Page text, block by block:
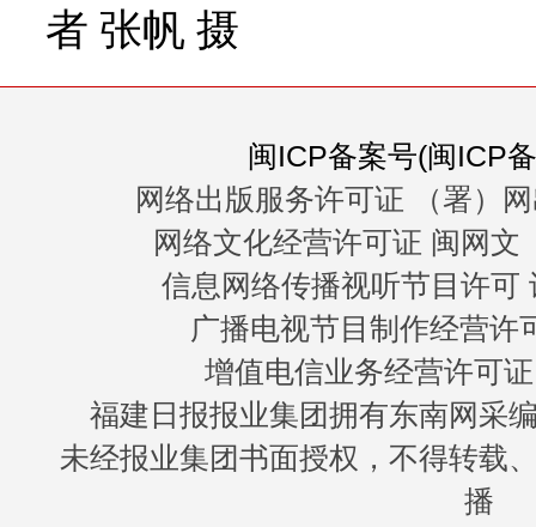
者 张帆 摄
闽ICP备案号(闽ICP
网络出版服务许可证 （署）
网络文化经营许可证 闽网文
信息网络传播视听节目许可
广播电视节目制作经营许
增值电信业务经营许可
福建日报报业集团拥有东南网采
未经报业集团书面授权，不得转载
播